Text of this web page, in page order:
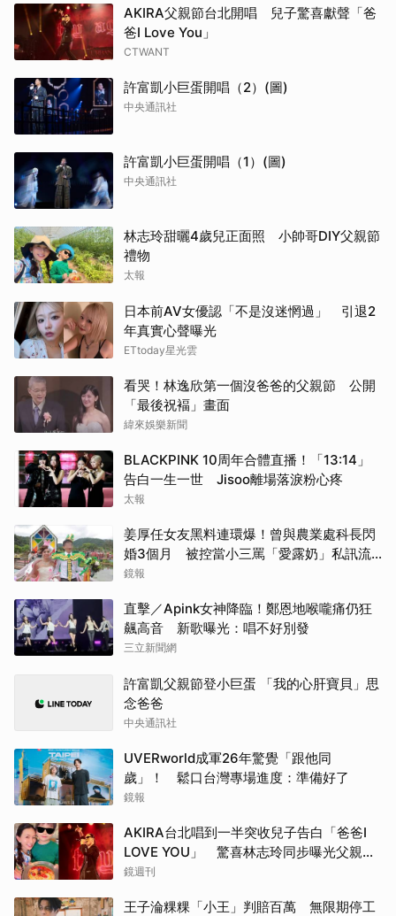
AKIRA父親節台北開唱 兒子驚喜獻聲「爸
爸I Love You」
CTWANT
許富凱小巨蛋開唱（2）(圖)
中央通訊社
許富凱小巨蛋開唱（1）(圖)
中央通訊社
林志玲甜曬4歲兒正面照 小帥哥DIY父親節
禮物
太報
日本前AV女優認「不是沒迷惘過」 引退2
年真實心聲曝光
ETtoday星光雲
看哭！林逸欣第一個沒爸爸的父親節 公開
「最後祝褔」畫面
緯來娛樂新聞
BLACKPINK 10周年合體直播！「13:14」
告白一生一世 Jisoo離場落淚粉心疼
太報
姜厚任女友黑料連環爆！曾與農業處科長閃
婚3個月 被控當小三罵「愛露奶」私訊流
出
鏡報
直擊／Apink女神降臨！鄭恩地喉嚨痛仍狂
飆高音 新歌曝光：唱不好別發
三立新聞網
許富凱父親節登小巨蛋 「我的心肝寶貝」思
念爸爸
中央通訊社
UVERworld成軍26年驚覺「跟他同
歲」！ 鬆口台灣專場進度：準備好了
鏡報
AKIRA台北唱到一半突收兒子告白「爸爸I
LOVE YOU」 驚喜林志玲同步曝光父親節
「披薩蛋糕」
鏡週刊
王子淪粿粿「小王」判賠百萬 無限期停工